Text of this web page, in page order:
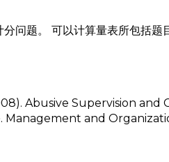
问题。 可以计算量表所包括题
Abusive Supervision
and